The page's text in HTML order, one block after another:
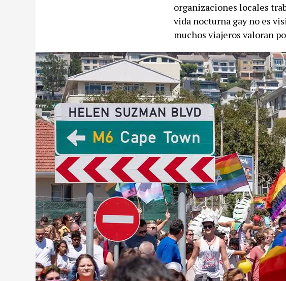
organizaciones locales
vida nocturna gay no es
muchos viajeros valoran